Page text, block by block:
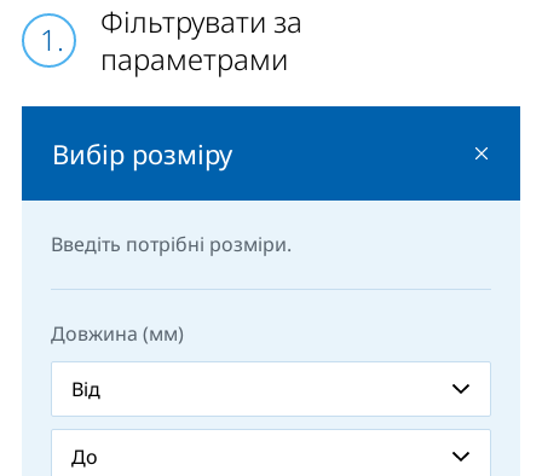
Фільтрувати за
параметрами
Вибір розміру
Введіть потрібні розміри.
Довжина (мм)